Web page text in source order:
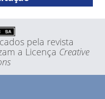
pela revista
a Licença Creative